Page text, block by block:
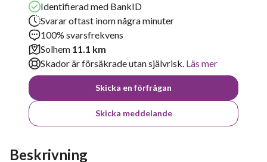
Identifierad med BankID
Svarar oftast inom några minuter
100% svarsfrekvens
Solhem 11.1 km
Skador är försäkrade utan självrisk. Läs mer
Skicka en förfrågan
Skicka meddelande
Beskrivning